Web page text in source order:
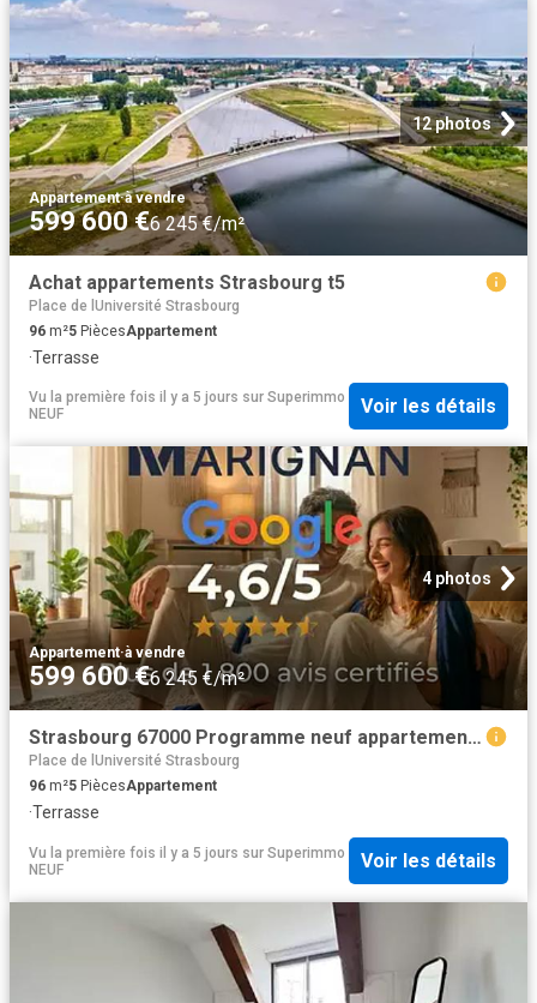
12 photos
Appartement·à vendre
599 600 €6 245 €/m²
Achat appartements Strasbourg t5
Place de lUniversité Strasbourg
96 m²5 PiècesAppartement
·Terrasse
Vu la première fois il y a 5 jours sur Superimmo
NEUF
Voir les détails
4 photos
Appartement·à vendre
599 600 €6 245 €/m²
Strasbourg 67000 Programme neuf appartement neuf à vendre t5
Place de lUniversité Strasbourg
96 m²5 PiècesAppartement
·Terrasse
Vu la première fois il y a 5 jours sur Superimmo
NEUF
Voir les détails